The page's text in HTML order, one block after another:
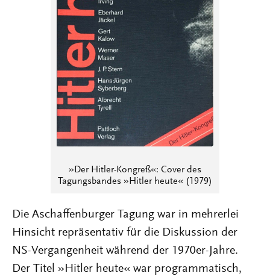
»Der Hitler-Kongreß«: Cover des
Tagungsbandes »Hitler heute« (1979)
Die Aschaffenburger Tagung war in mehrerlei
Hinsicht repräsentativ für die Diskussion der
NS-Vergangenheit während der 1970er-Jahre.
Der Titel »Hitler heute« war programmatisch,